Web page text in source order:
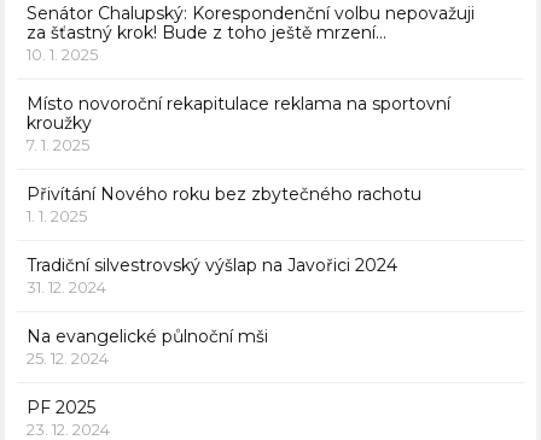
Senátor Chalupský: Korespondenční volbu nepovažuji
za šťastný krok! Bude z toho ještě mrzení…
10. 1. 2025
Místo novoroční rekapitulace reklama na sportovní
kroužky
7. 1. 2025
Přivítání Nového roku bez zbytečného rachotu
1. 1. 2025
Tradiční silvestrovský výšlap na Javořici 2024
31. 12. 2024
Na evangelické půlnoční mši
25. 12. 2024
PF 2025
23. 12. 2024